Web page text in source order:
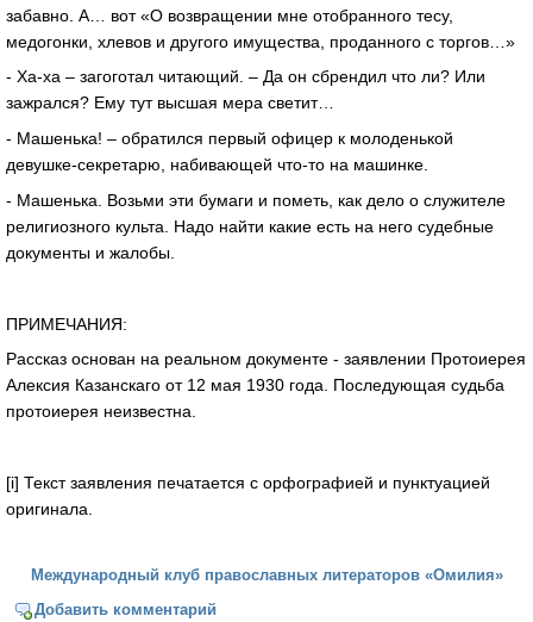
забавно. А… вот «О возвращении мне отобранного тесу,
медогонки, хлевов и другого имущества, проданного с торгов…»
- Ха-ха – загоготал читающий. – Да он сбрендил что ли? Или
зажрался? Ему тут высшая мера светит…
- Машенька! – обратился первый офицер к молоденькой
девушке-секретарю, набивающей что-то на машинке.
- Машенька. Возьми эти бумаги и пометь, как дело о служителе
религиозного культа. Надо найти какие есть на него судебные
документы и жалобы.
ПРИМЕЧАНИЯ:
Рассказ основан на реальном документе - заявлении Протоиерея
Алексия Казанскаго от 12 мая 1930 года. Последующая судьба
протоиерея неизвестна.
[i] Текст заявления печатается с орфографией и пунктуацией
оригинала.
Международный клуб православных литераторов «Омилия»
Добавить комментарий